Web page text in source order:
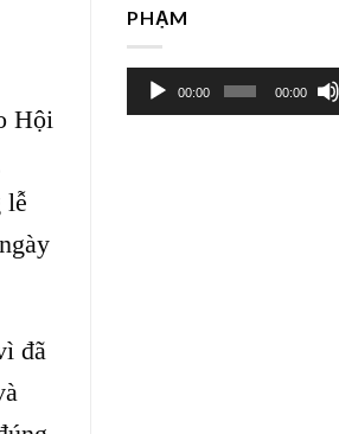
Hội
lễ
đã
PHẠM
Trình
chơi
00:00 00:00